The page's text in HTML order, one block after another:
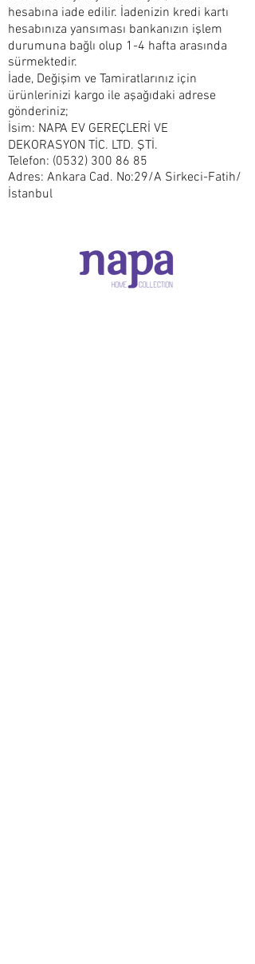
hesabına iade edilir. İadenizin kredi kartı
hesabınıza yansıması bankanızın işlem
durumuna bağlı olup 1-4 hafta arasında
sürmektedir.
İade, Değişim ve Tamiratlarınız için
ürünlerinizi kargo ile aşağıdaki adrese
gönderiniz;
İsim: NAPA EV GEREÇLERİ VE
DEKORASYON TİC. LTD. ŞTİ.
Telefon: (0532) 300 86 85
Adres: Ankara Cad. No:29/A Sirkeci-Fatih/
İstanbul